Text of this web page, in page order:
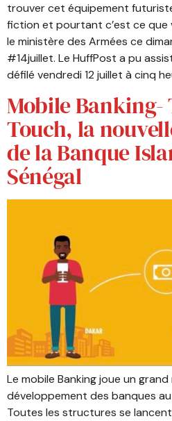
trouver cet équipement
fiction et pourtant c’est ce que
le ministère des Armées ce
#14juillet. Le HuffPost a pu
défilé vendredi 12 juillet à cinq
Mobile Banking-
Touch, la
de la Banque
Sénégal
Le mobile Banking joue un
développement des banques
Toutes les structures se